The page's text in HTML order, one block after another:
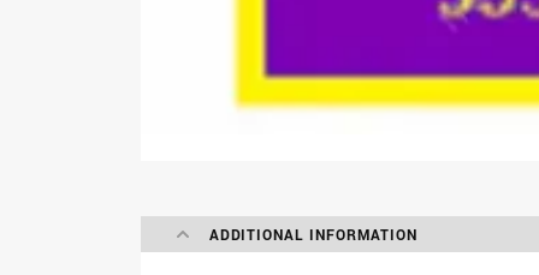
ADDITIONAL INFORMATION